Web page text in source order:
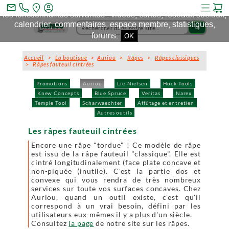
search
Promotions Auriou Lie-Nielsen
Hock Tools
Knew Concepts
Blue Spruce Veritas
Narex
Temple Tool
Scharwaechter
Affûtage et entretien
Autres outils
Accueil >La boutique >Auriou >Râpes >Râpes classiques
> Râpes fauteuil cintrées
Les râpes fauteuil cintrées
Encore une râpe "tordue" ! Ce modèle de râpe
est issu de la râpe fauteuil "classique". Elle est
cintré longitudinalement (face plate concave et
non-piquée (inutile). C'est la partie dos et
convexe qui vous rendra de très nombreux
services sur toute vos surfaces concaves. Chez
Auriou, quand un outil existe, c'est qu'il
correspond à un vrai besoin, défini par les
utilisateurs eux-mêmes il y a plus d'un siècle.
Consultez la page de notre site sur les râpes.
mail_outline
Ce site et des sites tiers qu'il utilise collectent des cookies pour
les fonctionnalités suivantes : vidéos, cartes, réseaux sociaux,
calendrier, commentaires, espace membre, statistiques,
forums. OK